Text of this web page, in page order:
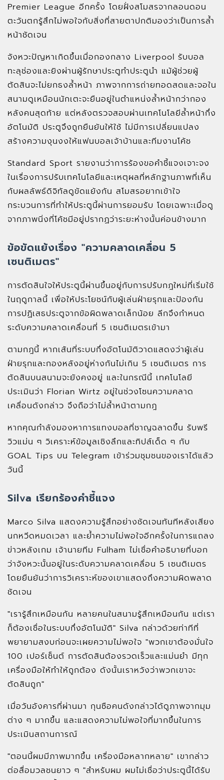
Premier League อีกครั้ง โดยฝั่งสโมสรจากลอนดอน
ตะวันตกรู้สึกไม่พอใจกับสิ่งที่สายตาปกติมองว่าเป็นการล้ำ
หน้าชัดเจน
จังหวะปัญหาเกิดขึ้นเมื่อกองกลาง Liverpool รับบอล
ทะลุช่องและยิงผ่านผู้รักษาประตูทำประตูนำ แม้ผู้ช่วยผู้
ตัดสินจะไม่ยกธงล้ำหน้า ภาพจากการถ่ายทอดสดและจอใน
สนามดูเหมือนนักเตะจะยืนอยู่ในตำแหน่งล้ำหน้ากว่ากอง
หลังคนสุดท้าย แต่หลังตรวจสอบผ่านเทคโนโลยีล้ำหน้ากึ่ง
อัตโนมัติ ประตูจึงถูกยืนยันให้ใช้ ไม่มีการเปลี่ยนแปลง
สร้างความงุนงงให้แฟนบอลเจ้าบ้านและทีมงานโค้ช
Standard Sport รายงานว่าการร้องขอคำชี้แจงเจาะจง
ในเรื่องการปรับเทคโนโลยีและเหตุผลที่หลักฐานภาพที่เห็น
กับผลลัพธ์ดิจิทัลดูขัดแย้งกัน สโมสรอยากเข้าใจ
กระบวนการที่ทำให้ประตูนี้ผ่านการยอมรับ โดยเฉพาะเมื่อดู
จากภาพนิ่งที่โค้ชมีอยู่ปรากฏว่าระยะห่างนั้นค่อนข้างมาก
ข้อขัดแย้งเรื่อง "ความคลาดเคลื่อน 5
เซนติเมตร"
การตัดสินใจให้ประตูนี้ผ่านขึ้นอยู่กับการปรับกฎใหม่ที่เริ่มใช้
ในฤดูกาลนี้ เพื่อให้ประโยชน์กับผู้เล่นฝ่ายรุกและป้องกัน
การปฏิเสธประตูจากข้อผิดพลาดเล็กน้อย ลีกจึงกำหนด
ระดับความคลาดเคลื่อนที่ 5 เซนติเมตรเข้ามา
ตามกฎนี้ หากเส้นที่ระบบกึ่งอัตโนมัติวาดแสดงว่าผู้เล่น
ฝ่ายรุกและกองหลังอยู่ห่างกันไม่เกิน 5 เซนติเมตร การ
ตัดสินบนสนามจะยังคงอยู่ และในกรณีนี้ เทคโนโลยี
ประเมินว่า Florian Wirtz อยู่ในช่วงโซนความคลาด
เคลื่อนดังกล่าว จึงถือว่าไม่ล้ำหน้าตามกฎ
หากคุณกำลังมองหาการแทงบอลที่ชาญฉลาดขึ้น รับพรี
วิวแม่น ๆ วิเคราะห์ข้อมูลเชิงลึกและทิปส์เด็ด ๆ กับ
GOAL Tips บน Telegram เข้าร่วมชุมชนของเราได้แล้ว
วันนี้
Silva เรียกร้องคำชี้แจง
Marco Silva แสดงความรู้สึกอย่างชัดเจนทันทีหลังเสียง
นกหวีดหมดเวลา และย้ำความไม่พอใจอีกครั้งในการแถลง
ข่าวหลังเกม เจ้านายทีม Fulham ไม่เชื่อคำอธิบายที่บอก
ว่าจังหวะนั้นอยู่ในระดับความคลาดเคลื่อน 5 เซนติเมตร
โดยยืนยันว่าการวิเคราะห์ของเขาแสดงถึงความผิดพลาด
ชัดเจน
"เรารู้สึกเหมือนกัน หลายคนในสนามรู้สึกเหมือนกัน แต่เรา
ก็ต้องเชื่อในระบบกึ่งอัตโนมัติ" Silva กล่าวด้วยท่าทีที่
พยายามสงบก่อนจะเผยความไม่พอใจ "พวกเขาต้องมั่นใจ
100 เปอร์เซ็นต์ การตัดสินต้องรวดเร็วและแม่นยำ มีทุก
เครื่องมือให้ทำให้ถูกต้อง ดังนั้นเราหวังว่าพวกเขาจะ
ตัดสินถูก"
เมื่อวันอังคารที่ผ่านมา กุนซือคนดังกล่าวได้ดูภาพจากมุม
ต่าง ๆ มากขึ้น และแสดงความไม่พอใจที่มากขึ้นในการ
ประเมินสถานการณ์
"ตอนนี้ผมมีภาพมากขึ้น เครื่องมือหลากหลาย" เขากล่าว
ต่อสื่อมวลชนยาว ๆ "สำหรับผม ผมไม่เชื่อว่าประตูนี้ได้รับ